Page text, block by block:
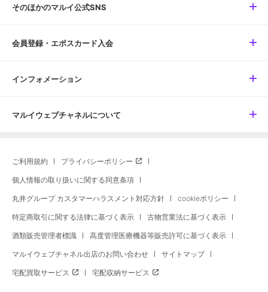
そのほかのマルイ公式SNS
会員登録・エポスカード入会
インフォメーション
マルイウェブチャネルについて
ご利用規約 プライバシーポリシー
個人情報の取り扱いに関する同意条項
丸井グループ カスタマーハラスメント対応方針 cookieポリシー
特定商取引に関する法律に基づく表示 古物営業法に基づく表示
酒類販売管理者標識 高度管理医療機器等販売許可に基づく表示
マルイウェブチャネル出店のお問い合わせ サイトマップ
宅配買取サービス 宅配収納サービス